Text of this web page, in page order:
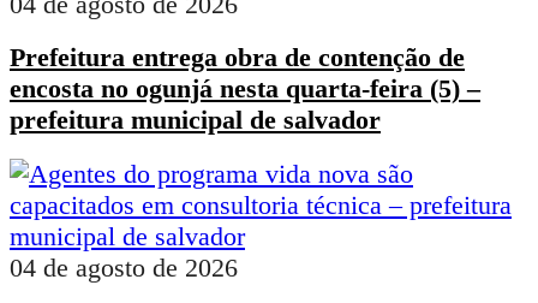
Prefeitura entrega obra de contenção de
encosta no ogunjá nesta quarta-feira (5) –
prefeitura municipal de salvador
04 de agosto de 2026